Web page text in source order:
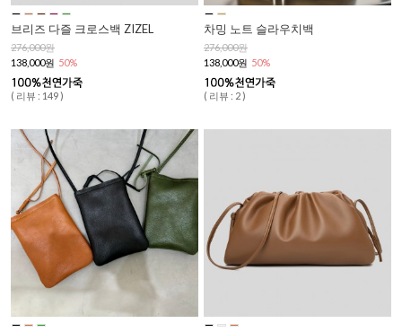
브리즈 다즐 크로스백 ZIZEL
276,000원
138,000원 50%
( 리뷰 : 149 )
차밍 노트 슬라우치백
276,000원
138,000원 50%
( 리뷰 : 2 )